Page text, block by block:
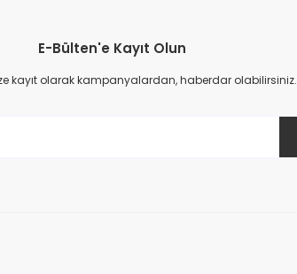
E-Bülten'e Kayıt Olun
kayıt olarak kampanyalardan, haberdar olabilirsiniz.